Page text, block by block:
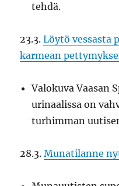
tehdä.
23.3.Löytö vessasta
karmean
Valokuva Vaasan
urinaalissa on
turhimman
28.3.Munatilanne